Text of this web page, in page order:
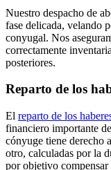
Nuestro despacho de
fase delicada, velando
conyugal. Nos
correctamente
posteriores.
Reparto de los
El reparto de los
financiero importante
cónyuge tiene derecho
otro, calculadas por la
por objetivo compensar